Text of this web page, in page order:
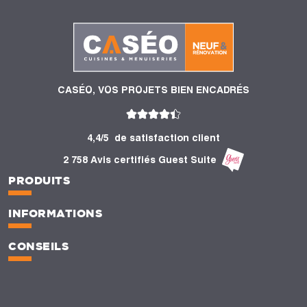
CASÉO, VOS PROJETS BIEN ENCADRÉS
4,4/5
de satisfaction client
2 758 Avis certifiés Guest Suite
PRODUITS
INFORMATIONS
CONSEILS